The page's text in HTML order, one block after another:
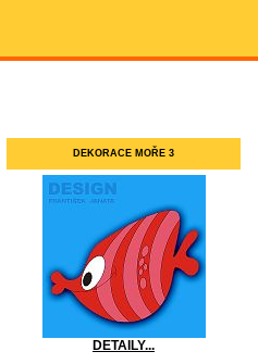
DEKORACE MOŘE 3
DETAILY...